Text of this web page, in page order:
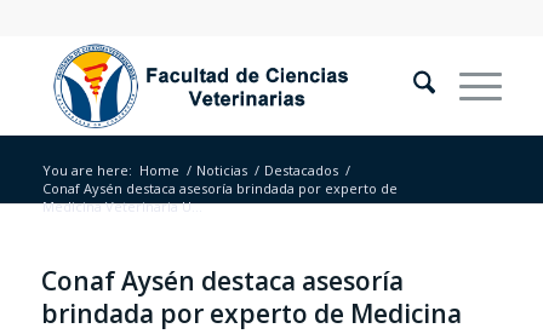
You are here: Home / Noticias / Destacados /
Conaf Aysén destaca asesoría brindada por experto de
Medicina Veterinaria U...
Conaf Aysén destaca asesoría
brindada por experto de Medicina